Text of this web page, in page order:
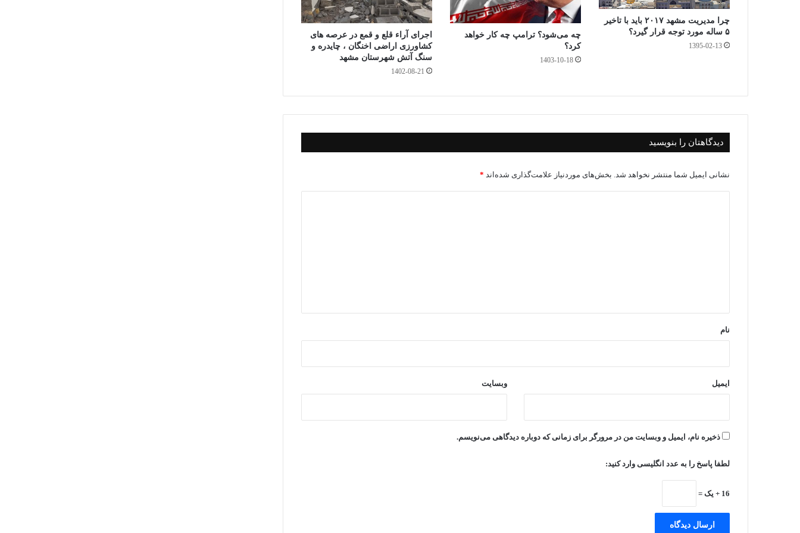
چرا مدیریت مشهد ۲۰۱۷ باید با تاخیر
۵ ساله مورد توجه قرار گیرد؟
1395-02-13
چه می‌شود؟ ترامپ چه کار خواهد
کرد؟
1403-10-18
اجرای آراء قلع و قمع در عرصه های
کشاورزی اراضی اخنگان ، چایدره و
سنگ آتش شهرستان مشهد
1402-08-21
دیدگاهتان را بنویسید
نشانی ایمیل شما منتشر نخواهد شد. بخش‌های موردنیاز علامت‌گذاری شده‌اند *
نام
ایمیل وبسایت
ذخیره نام، ایمیل و وبسایت من در مرورگر برای زمانی که دوباره دیدگاهی می‌نویسم.
لطفا پاسخ را به عدد انگلیسی وارد کنید:
16 + یک =